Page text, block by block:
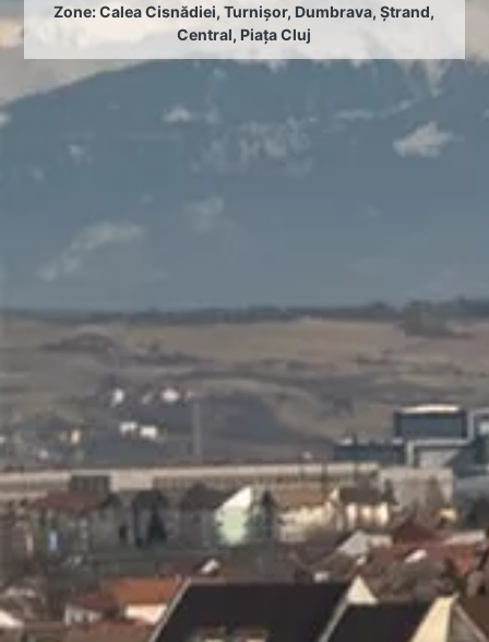
Zone:Calea Cisnădiei,Turnișor,Dumbrava,Ștrand,
Central, Piața Cluj